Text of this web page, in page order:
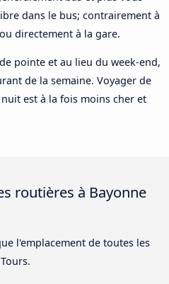
dans le bus; contrairement à
directement à la gare.
pointe et au lieu du week-end,
de la semaine. Voyager de
est à la fois moins cher et
routières à Bayonne
l'emplacement de toutes les